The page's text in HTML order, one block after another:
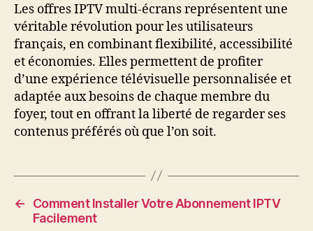
Les offres IPTV multi-écrans représentent une
véritable révolution pour les utilisateurs
français, en combinant flexibilité, accessibilité
et économies. Elles permettent de profiter
d’une expérience télévisuelle personnalisée et
adaptée aux besoins de chaque membre du
foyer, tout en offrant la liberté de regarder ses
contenus préférés où que l’on soit.
←
Comment Installer Votre Abonnement IPTV
Facilement